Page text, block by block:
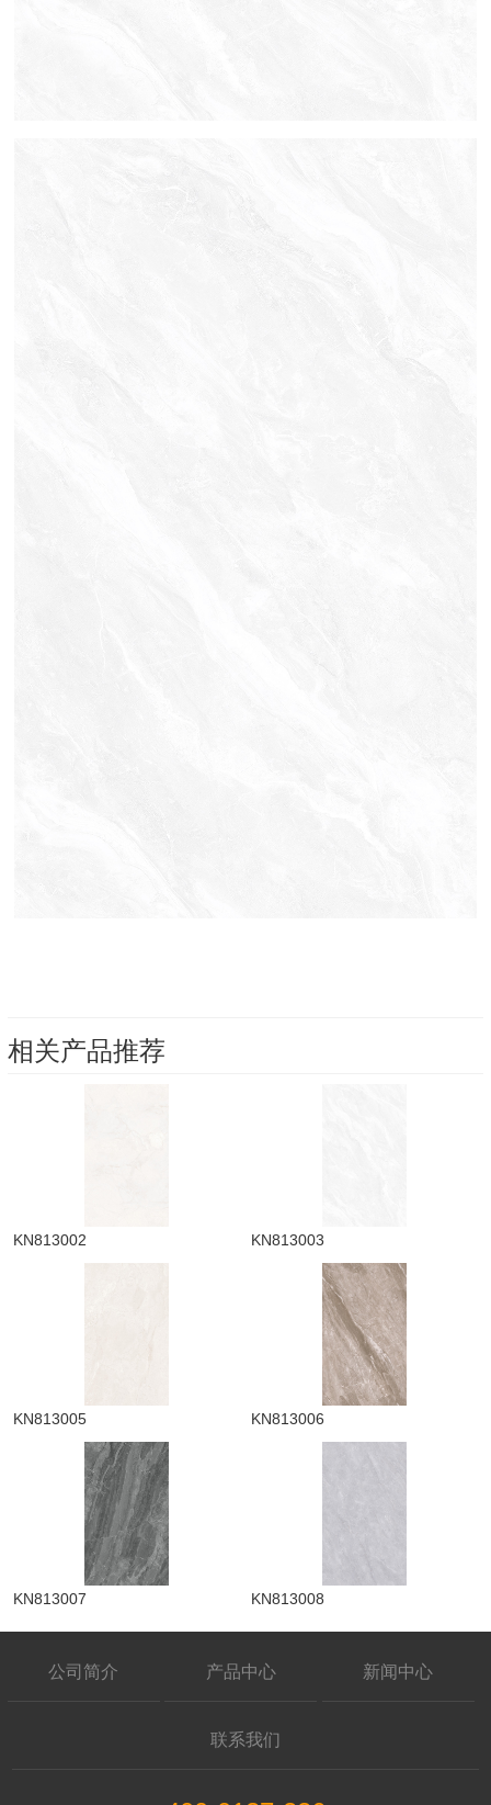
相关产品推荐
KN813002 KN813003
KN813005 KN813006
KN813007 KN813008
公司简介 产品中心 新闻中心
联系我们